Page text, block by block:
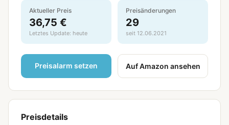
Aktueller Preis
36,75 €
Letztes Update: heute
Preisänderungen
29
seit 12.06.2021
Preisalarm setzen Auf Amazon ansehen
Preisdetails